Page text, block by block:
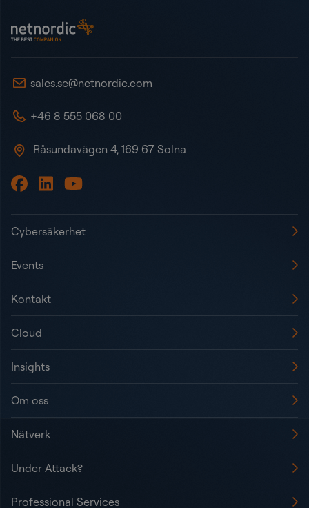
NetNordic Sweden
sales.se@netnordic.com
+46 8 555 068 00
Råsundavägen 4, 169 67 Solna
Cybersäkerhet
Events
Kontakt
Cloud
Insights
Om oss
Nätverk
Under Attack?
Professional Services